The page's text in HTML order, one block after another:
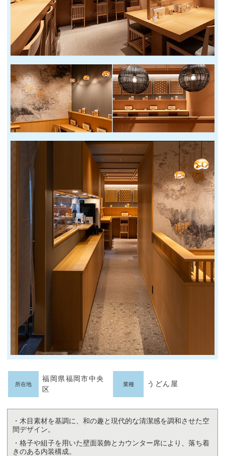
所在地
福岡県福岡市中央
区
業種 うどん屋
・木目素材を基調に、和の趣と現代的な清潔感を調和させた空
間デザイン。
・格子や組子を用いた壁面装飾とカウンター席により、落ち着
きのある内装構成。